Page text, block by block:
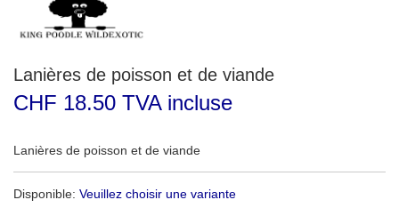
Lanières de poisson et de viande
CHF 18.50 TVA incluse
Lanières de poisson et de viande
Disponible: Veuillez choisir une variante